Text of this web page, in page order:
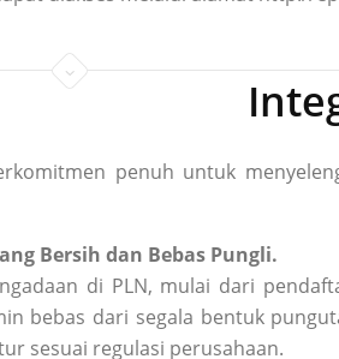
penuh untuk
Bersih dan Bebas Pungli.
di PLN, mulai dari
bebas dari segala bentuk
sesuai regulasi perusahaan.